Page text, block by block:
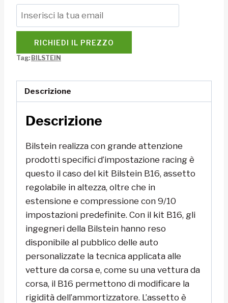
RICHIEDI IL PREZZO
Tag: BILSTEIN
Descrizione
Descrizione
Bilstein realizza con grande attenzione
prodotti specifici d’impostazione racing è
questo il caso del kit Bilstein B16, assetto
regolabile in altezza, oltre che in
estensione e compressione con 9/10
impostazioni predefinite. Con il kit B16, gli
ingegneri della Bilstein hanno reso
disponibile al pubblico delle auto
personalizzate la tecnica applicata alle
vetture da corsa e, come su una vettura da
corsa, il B16 permettono di modificare la
rigidità dell’ammortizzatore. L’assetto è